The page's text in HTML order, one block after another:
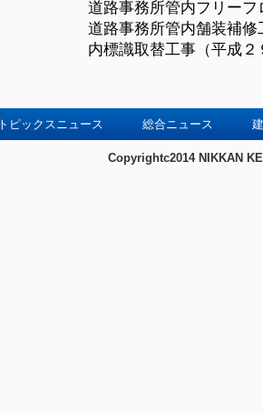
道路事務所管内フリー
道路事務所管内舗装補修
内標識取替工事（平成 ２
トピックスニュース 総合ニュース
Copyrightc2014 NIKKAN